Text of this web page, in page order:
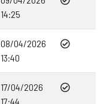
14:25
08/04/2026
13:40
17/04/2026
17:44